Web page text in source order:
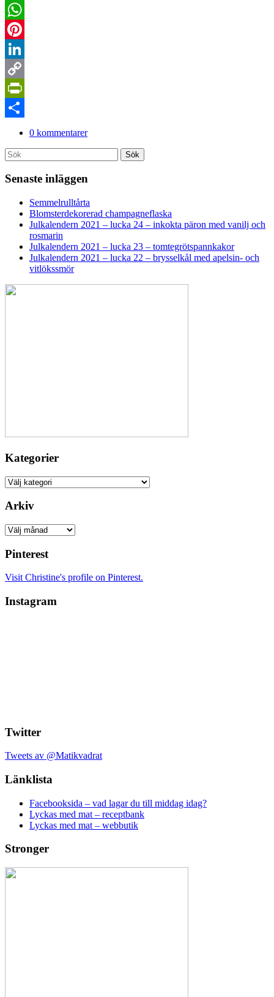
Twitter
WhatsApp
Pinterest
LinkedIn
Copy
Link
PrintFriendly
0 kommentarer
Search
for:
Sök
Senaste inläggen
Semmelrulltårta
Blomsterdekorerad champagneflaska
Julkalendern 2021 – lucka 24 – inkokta päron med vanilj och
rosmarin
Julkalendern 2021 – lucka 23 – tomtegrötspannkakor
Julkalendern 2021 – lucka 22 – brysselkål med apelsin- och
vitlökssmör
Kategorier
Kategorier
Arkiv
Arkiv
Pinterest
Visit Christine's profile on Pinterest.
Instagram
Twitter
Tweets av @Matikvadrat
Länklista
Facebooksida – vad lagar du till middag idag?
Lyckas med mat – receptbank
Lyckas med mat – webbutik
Stronger